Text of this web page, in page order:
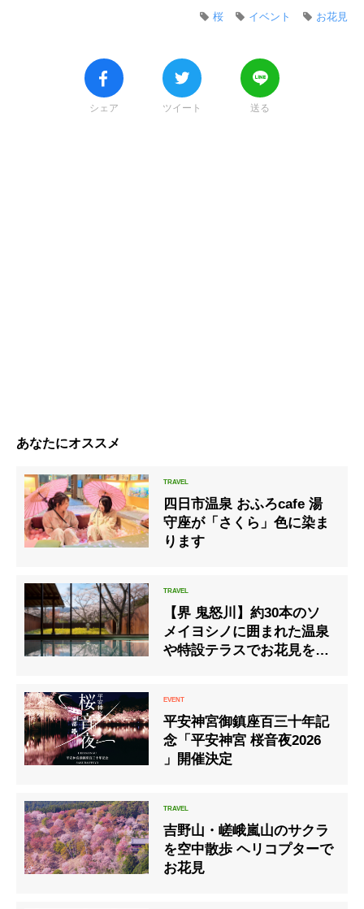
お花見
イベント
桜
シェア ツイート 送る
あなたにオススメ
四日市温泉 おふろcafe 湯
守座が「さくら」色に染ま
ります
【界 鬼怒川】約30本のソ
メイヨシノに囲まれた温泉
や特設テラスでお花見を楽
平安神宮御鎮座百三十年記
念「平安神宮 桜音夜2026
」開催決定
吉野山・嵯峨嵐山のサクラ
を空中散歩 ヘリコプターで
お花見